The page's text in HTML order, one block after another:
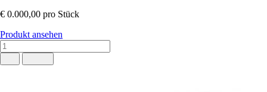
€ 0.000,00 pro Stück
Produkt ansehen